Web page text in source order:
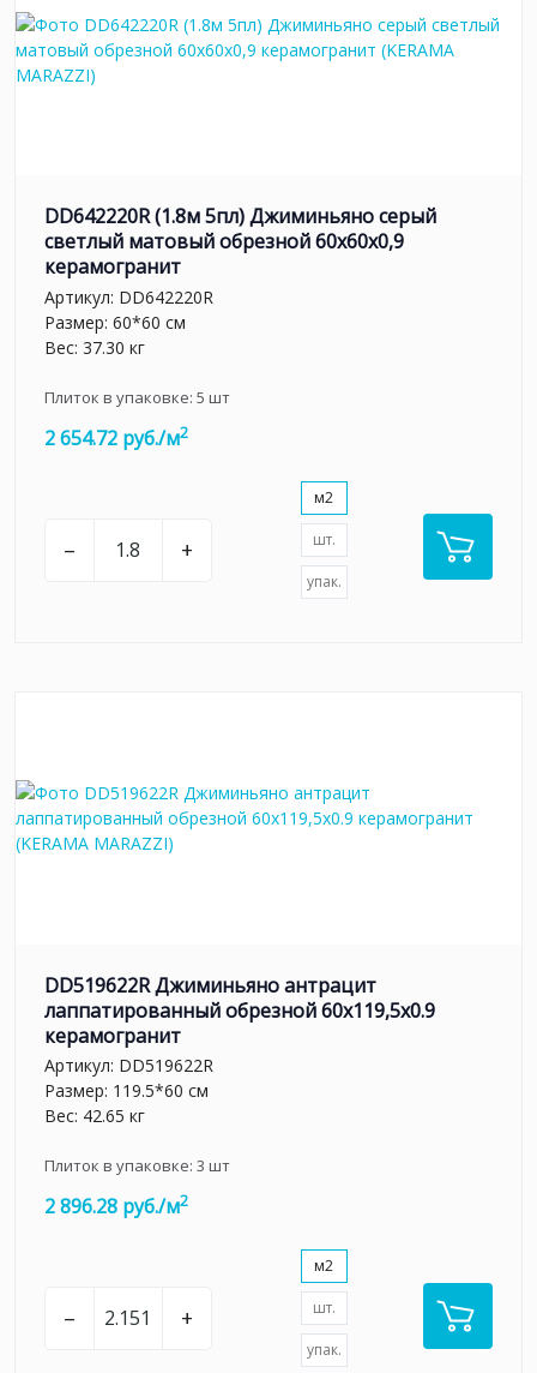
DD642220R (1.8м 5пл) Джиминьяно серый
светлый матовый обрезной 60х60x0,9
керамогранит
Артикул: DD642220R
Размер: 60*60 см
Вес: 37.30 кг
Плиток в упаковке: 5 шт
2 654.72 руб./м2
– +
м2
шт.
упак.
DD519622R Джиминьяно антрацит
лаппатированный обрезной 60x119,5x0.9
керамогранит
Артикул: DD519622R
Размер: 119.5*60 см
Вес: 42.65 кг
Плиток в упаковке: 3 шт
2 896.28 руб./м2
– +
м2
шт.
упак.